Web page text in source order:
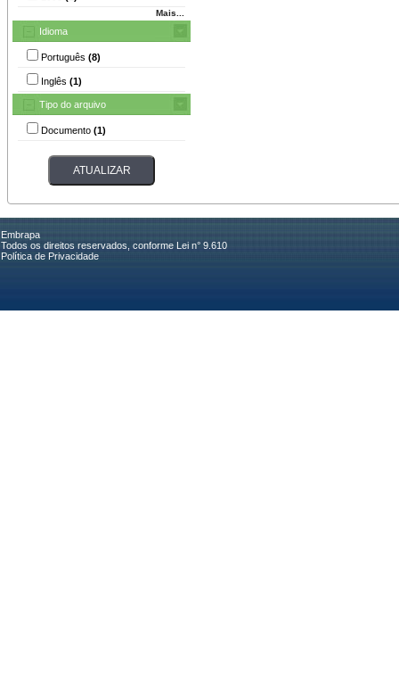
Mais...
Idioma
Português (8)
Inglês (1)
Tipo do arquivo
Documento (1)
Embrapa
Todos os direitos reservados, conforme Lei n° 9.610
Política de Privacidade